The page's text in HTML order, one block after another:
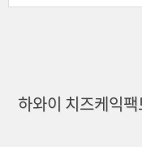
하와이 치즈케익